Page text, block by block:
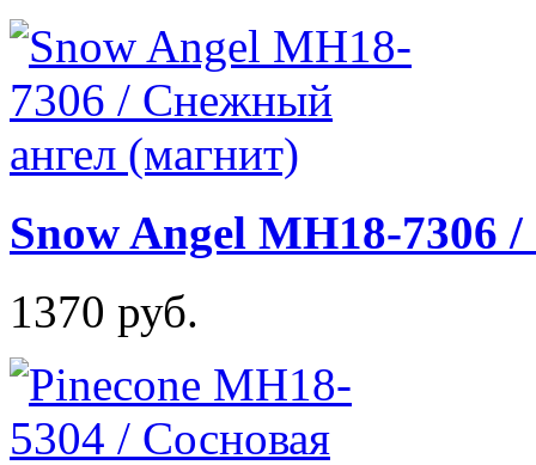
Snow Angel MH18-7306
1370 руб.